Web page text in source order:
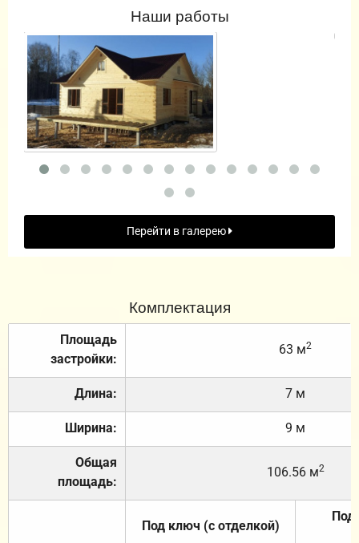
Наши работы
Перейти в галерею
Комплектация
Площадь
застройки:
63 м2
Длина: 7 м
Ширина: 9 м
Общая
площадь:
106.56 м2
Под ключ (с отделкой)
Под